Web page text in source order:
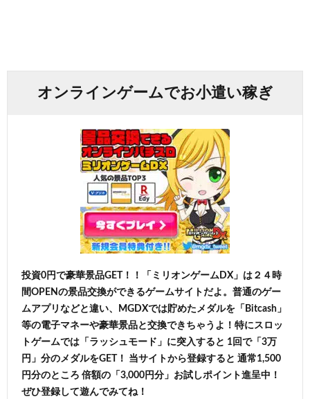
オンラインゲームでお小遣い稼ぎ
投資0円で豪華景品GET！！「ミリオンゲームDX」は２４時
間OPENの景品交換ができるゲームサイトだよ。普通のゲー
ムアプリなどと違い、MGDXでは貯めたメダルを「Bitcash」
等の電子マネーや豪華景品と交換できちゃうよ！特にスロッ
トゲームでは「ラッシュモード」に突入すると 1回で「3万
円」分のメダルをGET！ 当サイトから登録すると 通常1,500
円分のところ 倍額の「3,000円分」お試しポイント進呈中！
ぜひ登録して遊んでみてね！